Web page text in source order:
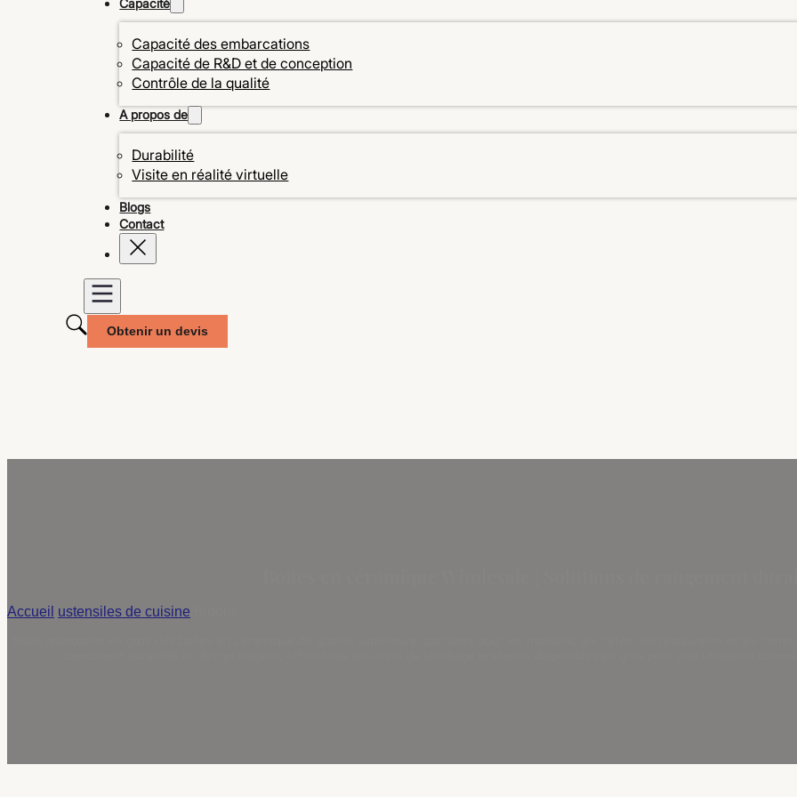
Capacité
Capacité des embarcations
Capacité de R&D et de conception
Contrôle de la qualité
A propos de
Durabilité
Visite en réalité virtuelle
Blogs
Contact
Obtenir un devis
Accueil ustensiles de cuisine